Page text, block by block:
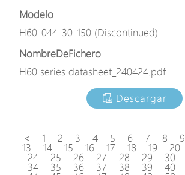
Modelo
H60-044-30-150 (Discontinued)
NombreDeFichero
H60 series datasheet_240424.pdf
Descargar
< 1 2 3 4 5 6 7 8 9
13 14 15 16 17 18 19 20
24 25 26 27 28 29 30
34 35 36 37 38 39 40